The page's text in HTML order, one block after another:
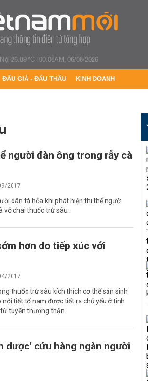
26.89 °C|00:08AM, 06/08/2026
ĐẤU GIÁ - ĐẤU THẦU KINH DOANH
người đàn ông trong rẫy cà
2017
dân tá hỏa khi phát hiện thi thể người
vỏ chai thuốc trừ sâu.
hơn do tiếp xúc với
2017
thuốc trừ sâu kích thích cơ thể sản sinh
tiết tố nam được tiết ra chủ yếu ở tinh
tuyến thượng thận.
dược’ cứu hàng ngàn người